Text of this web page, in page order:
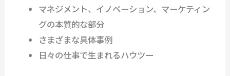
マネジメント、イノベーション、マーケティン
グの本質的な部分
さまざまな具体事例
日々の仕事で生まれるハウツー